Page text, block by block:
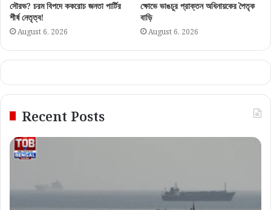
সৌরভ? চরম বিপদে ককরোচ জনতা পার্টির
শীর্ষ নেতৃত্ব!
August 6, 2026
ক্ষোভে ভাঙচুর প্রাক্তন অধিনায়কের পৈতৃক
বাড়ি
August 6, 2026
Recent Posts